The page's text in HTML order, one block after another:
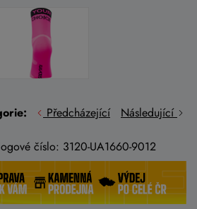
Předcházející Následující
číslo: 3120-UA1660-9012